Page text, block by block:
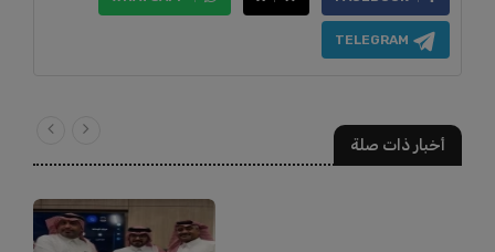
TELEGRAM
أخبار ذات صلة